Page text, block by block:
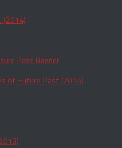
(2014)
of Future Past (2014)